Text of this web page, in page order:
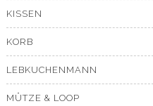
KISSEN
KORB
LEBKUCHENMANN
MÜTZE & LOOP